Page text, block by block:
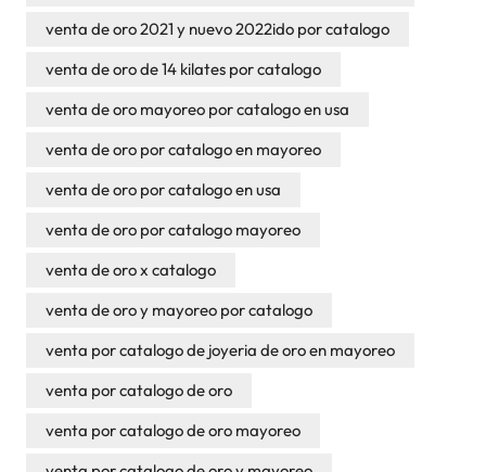
venta de oro 2021 y nuevo 2022ido por catalogo
venta de oro de 14 kilates por catalogo
venta de oro mayoreo por catalogo en usa
venta de oro por catalogo en mayoreo
venta de oro por catalogo en usa
venta de oro por catalogo mayoreo
venta de oro x catalogo
venta de oro y mayoreo por catalogo
venta por catalogo de joyeria de oro en mayoreo
venta por catalogo de oro
venta por catalogo de oro mayoreo